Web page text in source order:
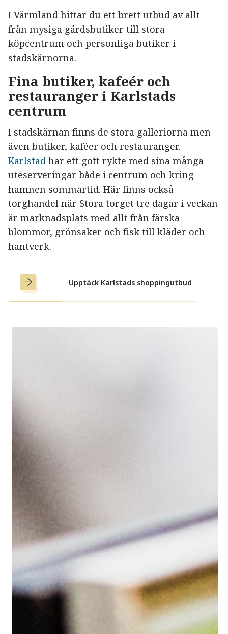
I Värmland hittar du ett brett utbud av allt
från mysiga gårdsbutiker till stora
köpcentrum och personliga butiker i
stadskärnorna.
Fina butiker, kafeér och
restauranger i Karlstads
centrum
I stadskärnan finns de stora galleriorna men
även butiker, kaféer och restauranger.
Karlstad har ett gott rykte med sina många
uteserveringar både i centrum och kring
hamnen sommartid. Här finns också
torghandel när Stora torget tre dagar i veckan
är marknadsplats med allt från färska
blommor, grönsaker och fisk till kläder och
hantverk.
Upptäck Karlstads shoppingutbud